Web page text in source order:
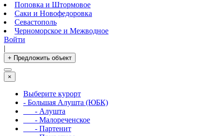
Поповка и Штормовое
Саки и Новофедоровка
Севастополь
Черноморское и Межводное
Войти
|
+ Предложить объект
×
Выберите курорт
- Большая Алушта (ЮБК)
- Алушта
- Малореченское
- Партенит